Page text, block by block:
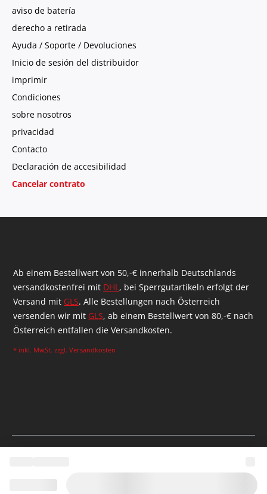
aviso de batería
derecho a retirada
Ayuda / Soporte / Devoluciones
Inicio de sesión del distribuidor
imprimir
Condiciones
sobre nosotros
privacidad
Contacto
Declaración de accesibilidad
Cancelar contrato
Ab einem Bestellwert von 50,-€ innerhalb Deutschlands
versandkostenfrei mit DHL, bei Sperrgutartikeln erfolgt der
Versand mit GLS. Alle Bestellungen nach Österreich
versenden wir mit GLS, ab einem Bestellwert von 80,-€ nach
Österreich entfallen die Versandkosten.
* inkl. MwSt. zzgl. Versandkosten
© 2026 McDart